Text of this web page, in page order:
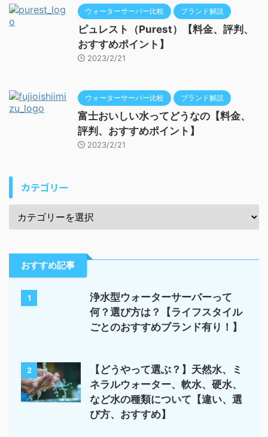
ウォーターサーバー比較 ブランド解説
ピュレスト（Purest）【料金、評判、
おすすめポイント】
2023/2/21
ウォーターサーバー比較 ブランド解説
富士おいしい水ってどうなの【料金、
評判、おすすめポイント】
2023/2/21
カテゴリー
おすすめ記事
1
浄水型ウォーターサーバーって
何？選び方は？【ライフスタイル
ごとのおすすめブランド有り！】
2
【どうやって選ぶ？】天然水、ミ
ネラルウォーター、軟水、硬水、
など水の種類について【違い、選
び方、おすすめ】